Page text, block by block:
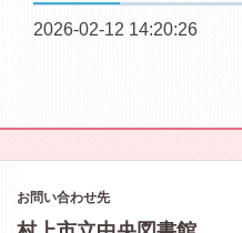
2026-02-12 14:20:26
お問い合わせ先